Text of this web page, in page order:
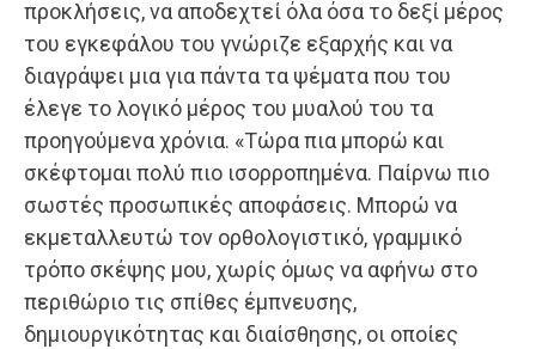
προκλήσεις, να αποδεχτεί όλα όσα το δεξί μέρος
του εγκεφάλου του γνώριζε εξαρχής και να
διαγράψει μια για πάντα τα ψέματα που του
έλεγε το λογικό μέρος του μυαλού του τα
προηγούμενα χρόνια. «Τώρα πια μπορώ και
σκέφτομαι πολύ πιο ισορροπημένα. Παίρνω πιο
σωστές προσωπικές αποφάσεις. Μπορώ να
εκμεταλλευτώ τον ορθολογιστικό, γραμμικό
τρόπο σκέψης μου, χωρίς όμως να αφήνω στο
περιθώριο τις σπίθες έμπνευσης,
δημιουργικότητας και διαίσθησης, οι οποίες